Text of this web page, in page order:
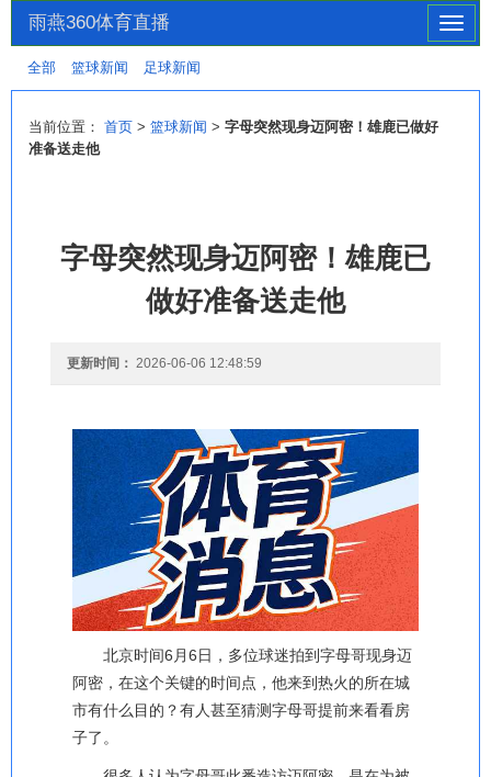
切
换
航
雨燕360体育直播
全部 篮球新闻 足球新闻
当前位置： 首页 > 篮球新闻 > 字母突然现身迈阿密！雄鹿已做好
准备送走他
字母突然现身迈阿密！雄鹿已
做好准备送走他
更新时间： 2026-06-06 12:48:59
北京时间6月6日，多位球迷拍到字母哥现身迈
阿密，在这个关键的时间点，他来到热火的所在城
市有什么目的？有人甚至猜测字母哥提前来看看房
子了。